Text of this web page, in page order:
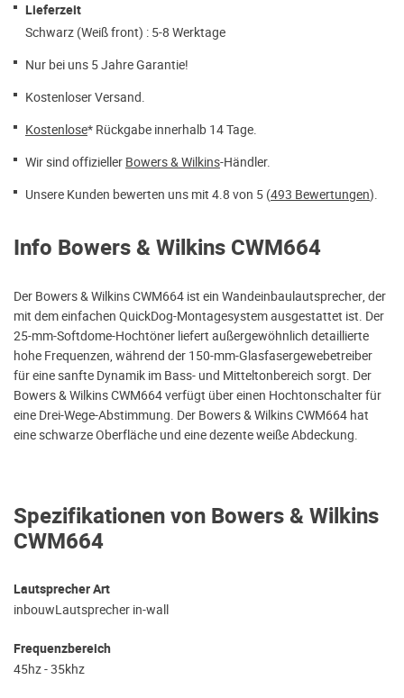
Lieferzeit
Schwarz (Weiß front) : 5-8 Werktage
Nur bei uns 5 Jahre Garantie!
Kostenloser Versand.
Kostenlose* Rückgabe innerhalb 14 Tage.
Wir sind offizieller Bowers & Wilkins-Händler.
Unsere Kunden bewerten uns mit 4.8 von 5 (493 Bewertungen).
Spezifikationen von Bowers & Wilkins
CWM664
Lautsprecher Art
inbouwLautsprecher in-wall
Frequenzbereich
45hz - 35khz
Info Bowers & Wilkins CWM664
Der Bowers & Wilkins CWM664 ist ein Wandeinbaulautsprecher, der
mit dem einfachen QuickDog-Montagesystem ausgestattet ist. Der
25-mm-Softdome-Hochtöner liefert außergewöhnlich detaillierte
hohe Frequenzen, während der 150-mm-Glasfasergewebetreiber
für eine sanfte Dynamik im Bass- und Mitteltonbereich sorgt. Der
Bowers & Wilkins CWM664 verfügt über einen Hochtonschalter für
eine Drei-Wege-Abstimmung. Der Bowers & Wilkins CWM664 hat
eine schwarze Oberfläche und eine dezente weiße Abdeckung.